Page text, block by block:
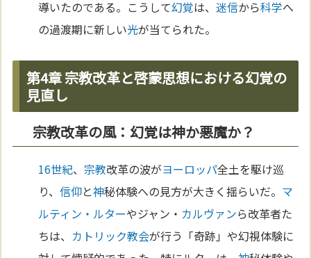
導いたのである。こうして幻覚は、迷信から科学へ
の過渡期に新しい光が当てられた。
第4章 宗教改革と啓蒙思想における幻覚の
見直し
宗教改革の風：幻覚は神か悪魔か？
16世紀、 宗教改革の波がヨーロッパ全土を駆け巡
り、信仰と神秘体験への見方が大きく揺らいだ。 マ
ルティン・ルターやジャン・ カルヴァンら改革者た
ちは、 カトリック教会が行う「奇跡」や幻視体験に